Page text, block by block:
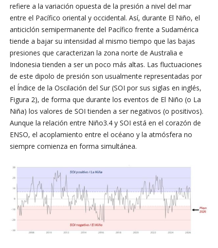
refiere a la variación opuesta de la presión a nivel del mar
entre el Pacífico oriental y occidental. Así, durante El Niño, el
anticiclón semipermanente del Pacífico frente a Sudamérica
tiende a bajar su intensidad al mismo tiempo que las bajas
presiones que caracterizan la zona norte de Australia e
Indonesia tienden a ser un poco más altas. Las fluctuaciones
de este dipolo de presión son usualmente representadas por
el Índice de la Oscilación del Sur (SOI por sus siglas en inglés,
Figura 2), de forma que durante los eventos de El Niño (o La
Niña) los valores de SOI tienden a ser negativos (o positivos).
Aunque la relación entre Niño3.4 y SOI está en el corazón de
ENSO, el acoplamiento entre el océano y la atmósfera no
siempre comienza en forma simultánea.